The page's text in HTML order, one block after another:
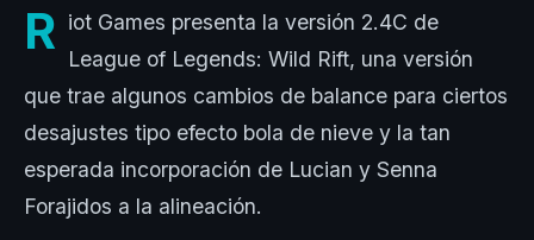
R iot Games presenta la versión 2.4C de
League of Legends: Wild Rift, una versión
que trae algunos cambios de balance para ciertos
desajustes tipo efecto bola de nieve y la tan
esperada incorporación de Lucian y Senna
Forajidos a la alineación.